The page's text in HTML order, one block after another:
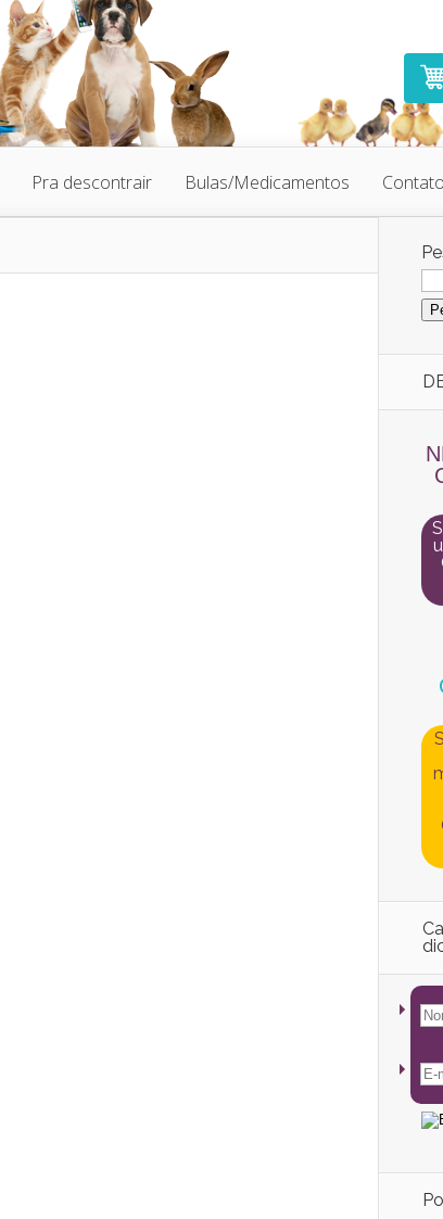
Pra descontrair Bulas/Medicamentos Contato